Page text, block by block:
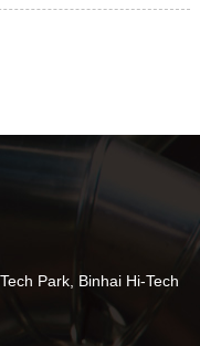
Park, Binhai Hi-Tech